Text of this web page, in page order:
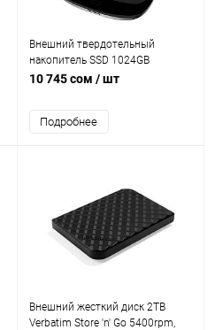
Внешний твердотельный
накопитель SSD 1024GB
HIKSEMI (HIKVISION) Read /
[HS-ESSD-T100-1024G]
10 745 сом / шт
Подробнее
Внешний жесткий диск 2TB
Verbatim Store 'n' Go 5400rpm,